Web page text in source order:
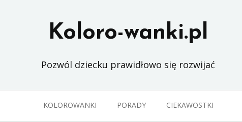
Koloro-wanki.pl
Pozwól dziecku prawidłowo się rozwijać
KOLOROWANKI PORADY CIEKAWOSTKI